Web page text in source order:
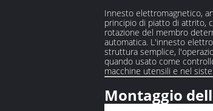
Innesto elettromagnetico,
principio di piatto di attrito,
rotazione del membro
automatica. L'innesto
struttura semplice,
quando usato come
macchine utensili e nel
Montaggio